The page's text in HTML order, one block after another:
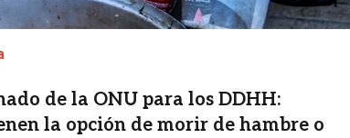
de la ONU para los DDHH:
la opción de morir de hambre o